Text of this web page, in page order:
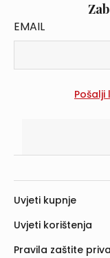
EMAIL
Uvjeti kupnje
Uvjeti korištenja
Pravila zaštite